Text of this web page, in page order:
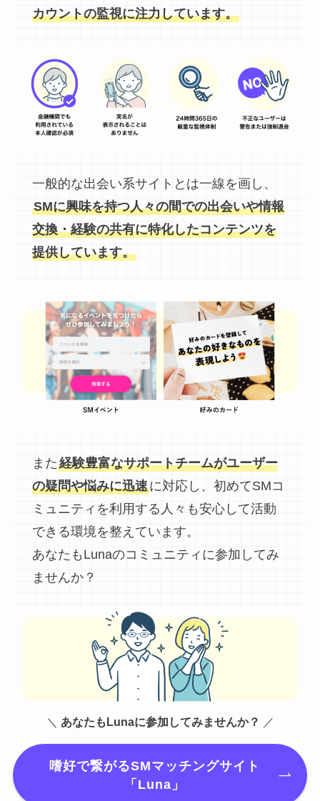
カウントの監視に注力しています。
一般的な出会い系サイトとは一線を画し、
SMに興味を持つ人々の間での出会いや情報
交換・経験の共有に特化したコンテンツを
提供しています。
また経験豊富なサポートチームがユーザー
の疑問や悩みに迅速に対応し、初めてSMコ
ミュニティを利用する人々も安心して活動
できる環境を整えています。
あなたもLunaのコミュニティに参加してみ
ませんか？
＼ あなたもLunaに参加してみませんか？ ／
嗜好で繋がるSMマッチングサイト
「Luna」